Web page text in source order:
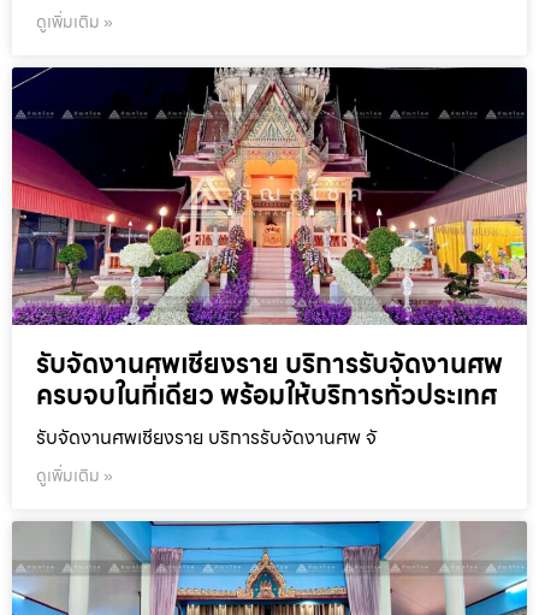
ดูเพิ่มเติม »
รับจัดงานศพเชียงราย บริการรับจัดงานศพ
ครบจบในที่เดียว พร้อมให้บริการทั่วประเทศ
รับจัดงานศพเชียงราย บริการรับจัดงานศพ จั
ดูเพิ่มเติม »